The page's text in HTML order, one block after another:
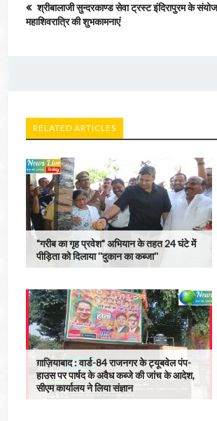
श्रीबालाजी सुन्दरकाण्ड सेवा ट्रस्ट इंदिरापुरम के
महाशिवरात्रि की शुभकामनाएं
RELATED ARTICLES
"गरीब का गृह प्रवेश" अभियान के तहत 24 घंटे में
पीड़िता को दिलाया ''दुकान का कब्जा''
ग़ाज़ियाबाद : वार्ड-84 राजनगर के ट्यूबवेल पंप-
हाउस पर पार्षद के अवैध कब्जे की जांच के आदेश,
सीएम कार्यालय ने लिया संज्ञान